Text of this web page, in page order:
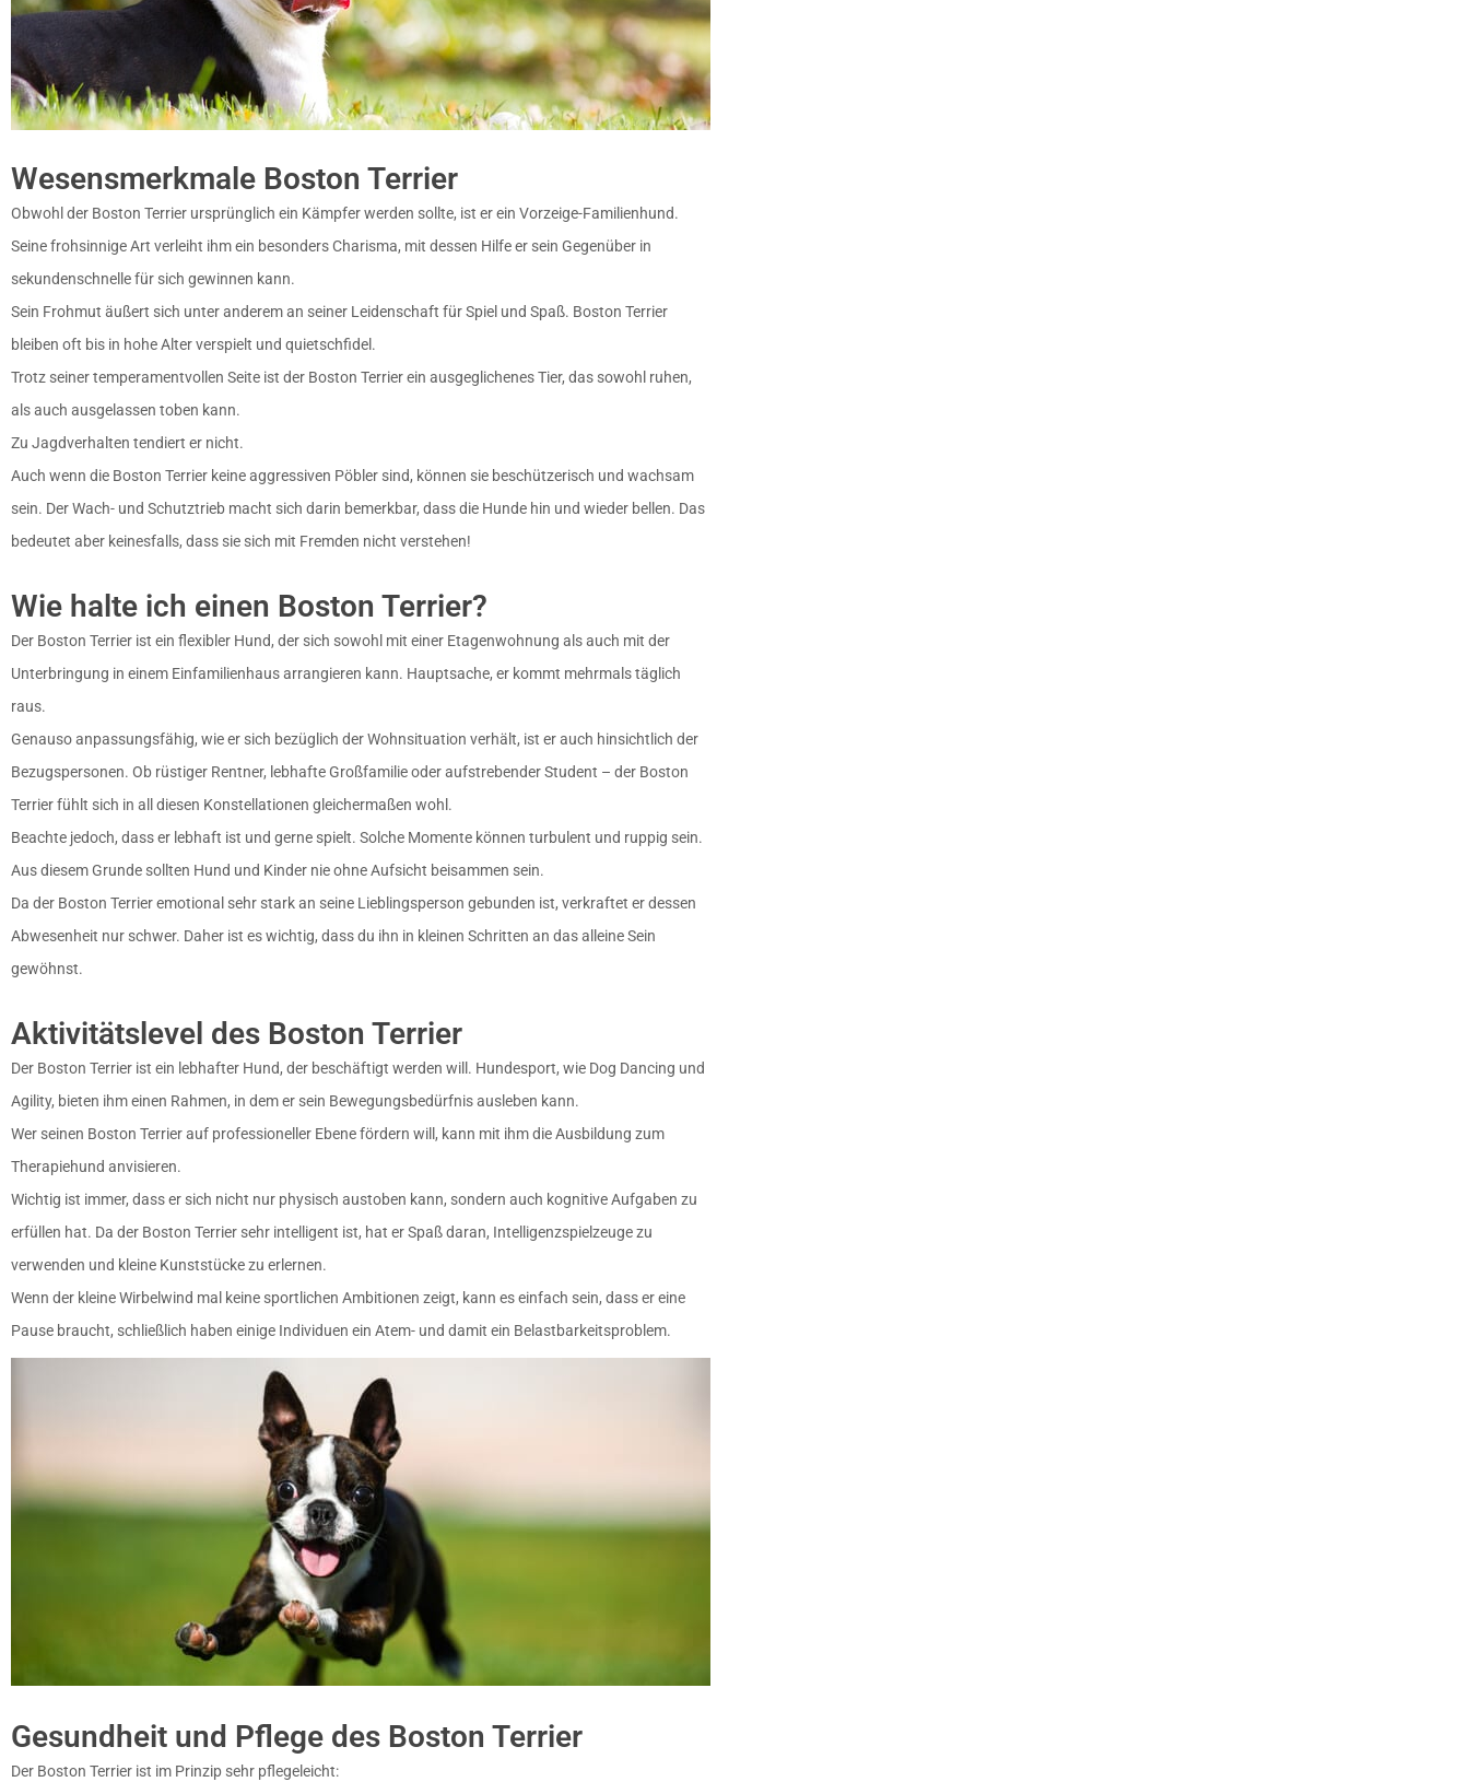
Wesensmerkmale Boston Terrier
Obwohl der Boston Terrier ursprünglich ein Kämpfer werden sollte, ist er ein Vorzeige-Familienhund.
Seine frohsinnige Art verleiht ihm ein besonders Charisma, mit dessen Hilfe er sein Gegenüber in
sekundenschnelle für sich gewinnen kann.
Sein Frohmut äußert sich unter anderem an seiner Leidenschaft für Spiel und Spaß. Boston Terrier
bleiben oft bis in hohe Alter verspielt und quietschfidel.
Trotz seiner temperamentvollen Seite ist der Boston Terrier ein ausgeglichenes Tier, das sowohl ruhen,
als auch ausgelassen toben kann.
Zu Jagdverhalten tendiert er nicht.
Auch wenn die Boston Terrier keine aggressiven Pöbler sind, können sie beschützerisch und wachsam
sein. Der Wach- und Schutztrieb macht sich darin bemerkbar, dass die Hunde hin und wieder bellen. Das
bedeutet aber keinesfalls, dass sie sich mit Fremden nicht verstehen!
Wie halte ich einen Boston Terrier?
Der Boston Terrier ist ein flexibler Hund, der sich sowohl mit einer Etagenwohnung als auch mit der
Unterbringung in einem Einfamilienhaus arrangieren kann. Hauptsache, er kommt mehrmals täglich
raus.
Genauso anpassungsfähig, wie er sich bezüglich der Wohnsituation verhält, ist er auch hinsichtlich der
Bezugspersonen. Ob rüstiger Rentner, lebhafte Großfamilie oder aufstrebender Student – der Boston
Terrier fühlt sich in all diesen Konstellationen gleichermaßen wohl.
Beachte jedoch, dass er lebhaft ist und gerne spielt. Solche Momente können turbulent und ruppig sein.
Aus diesem Grunde sollten Hund und Kinder nie ohne Aufsicht beisammen sein.
Da der Boston Terrier emotional sehr stark an seine Lieblingsperson gebunden ist, verkraftet er dessen
Abwesenheit nur schwer. Daher ist es wichtig, dass du ihn in kleinen Schritten an das alleine Sein
gewöhnst.
Aktivitätslevel des Boston Terrier
Der Boston Terrier ist ein lebhafter Hund, der beschäftigt werden will. Hundesport, wie Dog Dancing und
Agility, bieten ihm einen Rahmen, in dem er sein Bewegungsbedürfnis ausleben kann.
Wer seinen Boston Terrier auf professioneller Ebene fördern will, kann mit ihm die Ausbildung zum
Therapiehund anvisieren.
Wichtig ist immer, dass er sich nicht nur physisch austoben kann, sondern auch kognitive Aufgaben zu
erfüllen hat. Da der Boston Terrier sehr intelligent ist, hat er Spaß daran, Intelligenzspielzeuge zu
verwenden und kleine Kunststücke zu erlernen.
Wenn der kleine Wirbelwind mal keine sportlichen Ambitionen zeigt, kann es einfach sein, dass er eine
Pause braucht, schließlich haben einige Individuen ein Atem- und damit ein Belastbarkeitsproblem.
Gesundheit und Pflege des Boston Terrier
Der Boston Terrier ist im Prinzip sehr pflegeleicht: